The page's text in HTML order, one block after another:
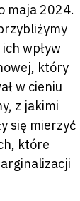
maja 2024.
wpływ
który
w cieniu
z jakimi
się mierzyć
które